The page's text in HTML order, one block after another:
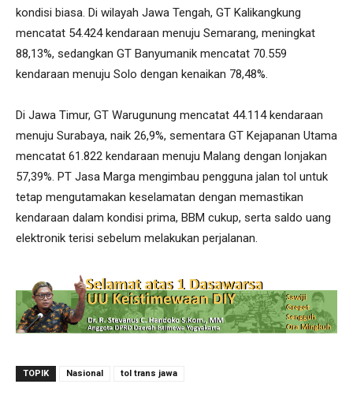
kondisi biasa. Di wilayah Jawa Tengah, GT Kalikangkung
mencatat 54.424 kendaraan menuju Semarang, meningkat
88,13%, sedangkan GT Banyumanik mencatat 70.559
kendaraan menuju Solo dengan kenaikan 78,48%.
Di Jawa Timur, GT Warugunung mencatat 44.114 kendaraan
menuju Surabaya, naik 26,9%, sementara GT Kejapanan Utama
mencatat 61.822 kendaraan menuju Malang dengan lonjakan
57,39%. PT Jasa Marga mengimbau pengguna jalan tol untuk
tetap mengutamakan keselamatan dengan memastikan
kendaraan dalam kondisi prima, BBM cukup, serta saldo uang
elektronik terisi sebelum melakukan perjalanan.
TOPIK Nasional tol trans jawa